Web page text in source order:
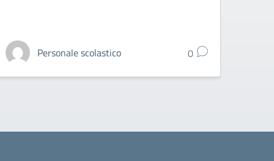
Personale scolastico 0